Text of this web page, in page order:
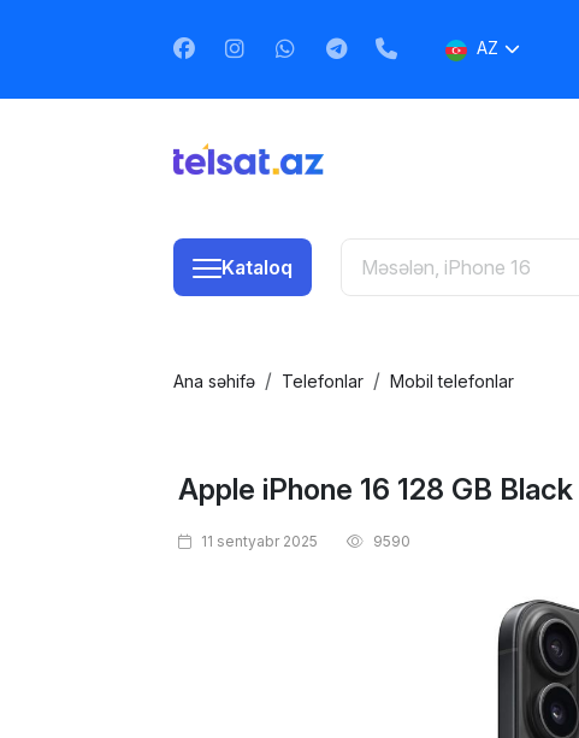
AZ
Kataloq
Ana səhifə Telefonlar Mobil telefonlar
Apple iPhone 16 128 GB Black
11 sentyabr 2025 9590